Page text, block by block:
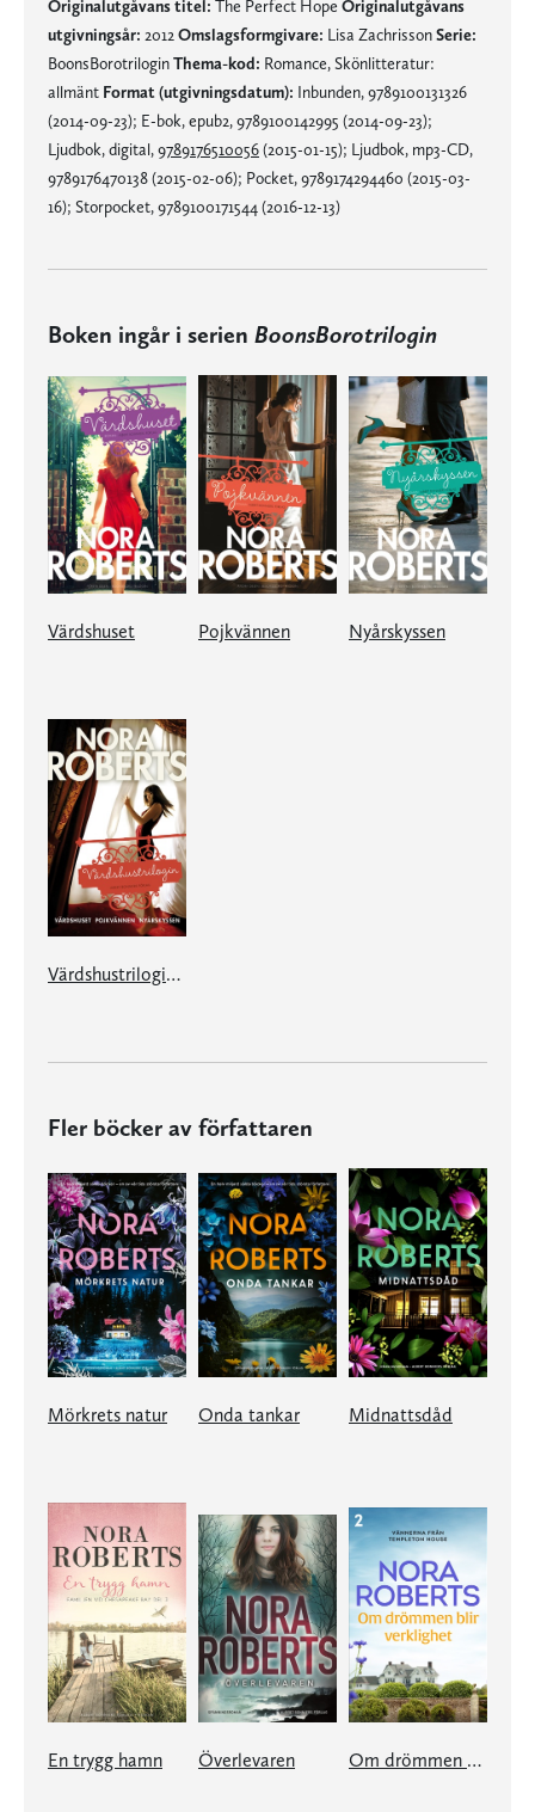
Originalutgåvans titel: The Perfect Hope Originalutgåvans
utgivningsår: 2012 Omslagsformgivare: Lisa ZachrissonSerie:
BoonsBorotriloginThema-kod: Romance, Skönlitteratur:
allmänt Format (utgivningsdatum): Inbunden, 9789100131326
(2014-09-23); E-bok, epub2, 9789100142995 (2014-09-23);
Ljudbok, digital,9789176510056(2015-01-15); Ljudbok, mp3-CD,
9789176470138 (2015-02-06); Pocket, 9789174294460 (2015-03-
16); Storpocket, 9789100171544 (2016-12-13)
Boken ingår i serien BoonsBorotrilogin
Värdshuset Pojkvännen Nyårskyssen
Värdshustrilogin (Värdshuset, Pojkvännen, Nyårskyssen)
Fler böcker av författaren
Mörkrets natur Onda tankar Midnattsdåd
En trygg hamn Överlevaren Om drömmen blir verklighet